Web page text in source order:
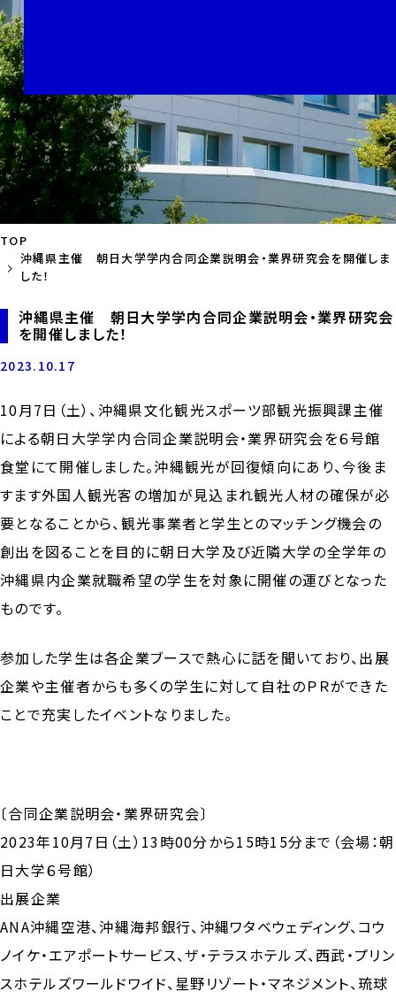
TOP
沖縄県主催 朝日大学学内合同企業説明会・業界研究会を開催しま
した！
沖縄県主催 朝日大学学内合同企業説明会・業界研究会
を開催しました！
2023.10.17
10月7日（土）、沖縄県文化観光スポーツ部観光振興課主催
による朝日大学学内合同企業説明会・業界研究会を６号館
食堂にて開催しました。沖縄観光が回復傾向にあり、今後ま
すます外国人観光客の増加が見込まれ観光人材の確保が必
要となることから、観光事業者と学生とのマッチング機会の
創出を図ることを目的に朝日大学及び近隣大学の全学年の
沖縄県内企業就職希望の学生を対象に開催の運びとなった
ものです。
参加した学生は各企業ブースで熱心に話を聞いており、出展
企業や主催者からも多くの学生に対して自社のＰＲができた
ことで充実したイベントなりました。
〔合同企業説明会・業界研究会〕
2023年10月7日（土）13時00分から15時15分まで（会場：朝
日大学６号館）
出展企業
ANA沖縄空港、沖縄海邦銀行、沖縄ワタベウェディング、コウ
ノイケ・エアポートサービス、ザ・テラスホテルズ、西武・プリン
スホテルズワールドワイド、星野リゾート・マネジメント、琉球